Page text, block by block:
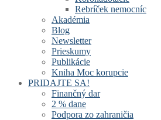
Rebríček nemocníc
Akadémia
Blog
Newsletter
Prieskumy
Publikácie
Kniha Moc korupcie
PRIDAJTE SA!
Finančný dar
2 % dane
Podpora zo zahraničia